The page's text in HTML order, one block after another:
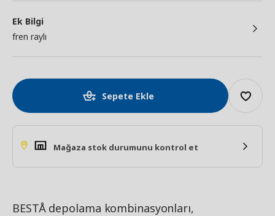
Ek Bilgi
fren raylı
Sepete Ekle
Mağaza stok durumunu kontrol et
BESTÅ depolama kombinasyonları,